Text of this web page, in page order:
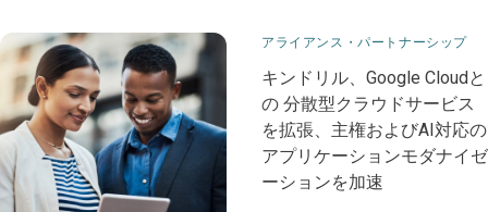
アライアンス・パートナーシップ
​​キンドリル、Google Cloudと
の​​ ​​分散型クラウドサービス
を拡張、主権およびAI対応の
アプリケーションモダナイゼ
ーションを加速​